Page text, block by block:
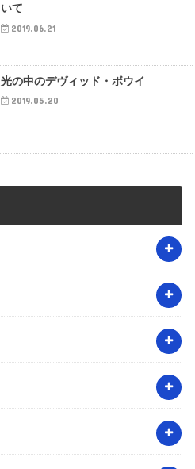
いて
2019.06.21
光の中のデヴィッド・ボウイ
2019.05.20